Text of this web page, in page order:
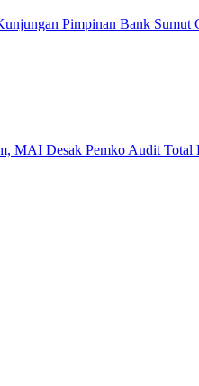
Pimpinan Bank Sumut
MAI Desak Pemko Audit Total